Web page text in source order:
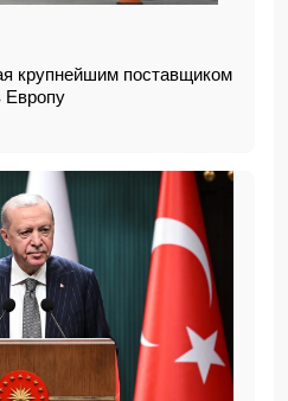
крупнейшим поставщиком
Европу